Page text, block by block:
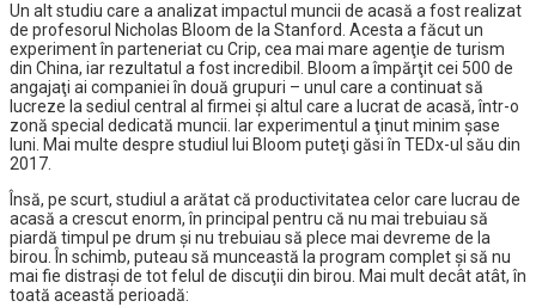
Un alt studiu care a analizat impactul muncii de acasă a fost realizat
de profesorul Nicholas Bloom de la Stanford. Acesta a făcut un
experiment în parteneriat cu Crip, cea mai mare agenţie de turism
din China, iar rezultatul a fost incredibil. Bloom a împărţit cei 500 de
angajaţi ai companiei în două grupuri – unul care a continuat să
lucreze la sediul central al firmei şi altul care a lucrat de acasă, într-o
zonă special dedicată muncii. Iar experimentul a ţinut minim şase
luni. Mai multe despre studiul lui Bloom puteţi găsi în TEDx-ul său din
2017.
Însă, pe scurt, studiul a arătat că productivitatea celor care lucrau de
acasă a crescut enorm, în principal pentru că nu mai trebuiau să
piardă timpul pe drum şi nu trebuiau să plece mai devreme de la
birou. În schimb, puteau să munceastă la program complet şi să nu
mai fie distraşi de tot felul de discuţii din birou. Mai mult decât atât, în
toată această perioadă: